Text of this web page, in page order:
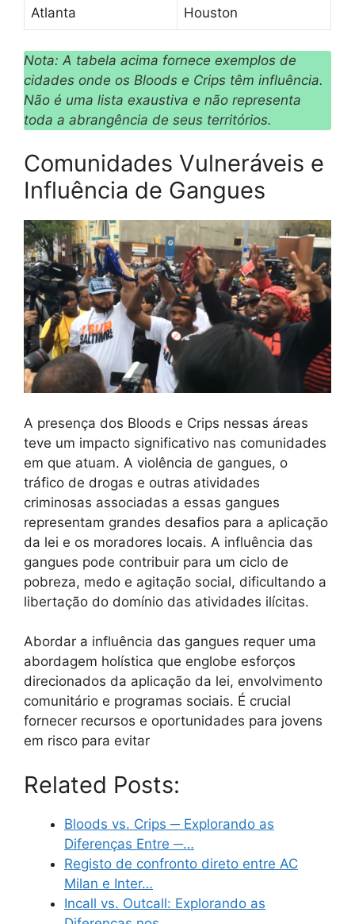
Atlanta Houston
Nota: A tabela acima fornece exemplos de
cidades onde os Bloods e Crips têm influência.
Não é uma lista exaustiva e não representa
toda a abrangência de seus territórios.
Comunidades Vulneráveis e
Influência de Gangues
A presença dos Bloods e Crips nessas áreas
teve um impacto significativo nas comunidades
em que atuam. A violência de gangues, o
tráfico de drogas e outras atividades
criminosas associadas a essas gangues
representam grandes desafios para a aplicação
da lei e os moradores locais. A influência das
gangues pode contribuir para um ciclo de
pobreza, medo e agitação social, dificultando a
libertação do domínio das atividades ilícitas.
Abordar a influência das gangues requer uma
abordagem holística que englobe esforços
direcionados da aplicação da lei, envolvimento
comunitário e programas sociais. É crucial
fornecer recursos e oportunidades para jovens
em risco para evitar
Related Posts:
Bloods vs. Crips ─ Explorando as
Diferenças Entre ─…
Registo de confronto direto entre AC
Milan e Inter…
Incall vs. Outcall: Explorando as